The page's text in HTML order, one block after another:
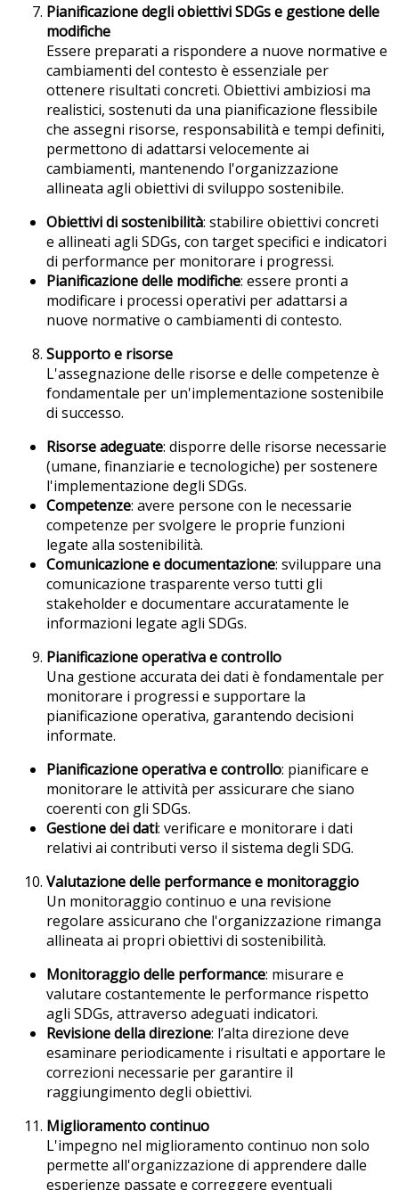
Pianificazione degli obiettivi SDGs e gestione delle
modifiche
Essere preparati a rispondere a nuove normative e
cambiamenti del contesto è essenziale per
ottenere risultati concreti. Obiettivi ambiziosi ma
realistici, sostenuti da una pianificazione flessibile
che assegni risorse, responsabilità e tempi definiti,
permettono di adattarsi velocemente ai
cambiamenti, mantenendo l'organizzazione
allineata agli obiettivi di sviluppo sostenibile.
Obiettivi di sostenibilità: stabilire obiettivi concreti
e allineati agli SDGs, con target specifici e indicatori
di performance per monitorare i progressi.
Pianificazione delle modifiche: essere pronti a
modificare i processi operativi per adattarsi a
nuove normative o cambiamenti di contesto.
Supporto e risorse
L'assegnazione delle risorse e delle competenze è
fondamentale per un'implementazione sostenibile
di successo.
Risorse adeguate: disporre delle risorse necessarie
(umane, finanziarie e tecnologiche) per sostenere
l'implementazione degli SDGs.
Competenze: avere persone con le necessarie
competenze per svolgere le proprie funzioni
legate alla sostenibilità.
Comunicazione e documentazione: sviluppare una
comunicazione trasparente verso tutti gli
stakeholder e documentare accuratamente le
informazioni legate agli SDGs.
Pianificazione operativa e controllo
Una gestione accurata dei dati è fondamentale per
monitorare i progressi e supportare la
pianificazione operativa, garantendo decisioni
informate.
Pianificazione operativa e controllo: pianificare e
monitorare le attività per assicurare che siano
coerenti con gli SDGs.
Gestione dei dati: verificare e monitorare i dati
relativi ai contributi verso il sistema degli SDG.
Valutazione delle performance e monitoraggio
Un monitoraggio continuo e una revisione
regolare assicurano che l'organizzazione rimanga
allineata ai propri obiettivi di sostenibilità.
Monitoraggio delle performance: misurare e
valutare costantemente le performance rispetto
agli SDGs, attraverso adeguati indicatori.
Revisione della direzione: l’alta direzione deve
esaminare periodicamente i risultati e apportare le
correzioni necessarie per garantire il
raggiungimento degli obiettivi.
Miglioramento continuo
L'impegno nel miglioramento continuo non solo
permette all'organizzazione di apprendere dalle
esperienze passate e correggere eventuali